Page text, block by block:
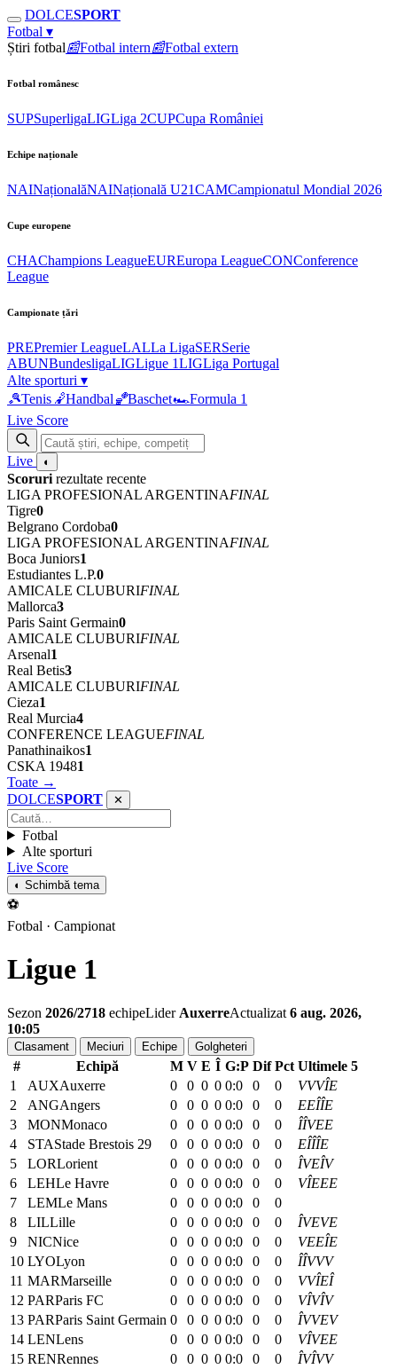
DOLCESPORT
Fotbal ▾
Știri fotbal📰Fotbal intern📰Fotbal extern
Fotbal românesc
SUPSuperligaLIGLiga 2CUPCupa României
Echipe naționale
NAINaționalăNAINațională U21CAMCampionatul Mondial 2026
Cupe europene
CHAChampions LeagueEUREuropa LeagueCONConference
League
Campionate țări
PREPremier LeagueLALLa LigaSERSerie
ABUNBundesligaLIGLigue 1LIGLiga Portugal
Alte sporturi ▾
🎾Tenis 🤾Handbal🏀Baschet🏎Formula 1
Live Score
Live ◐
Scoruri rezultate recente
LIGA PROFESIONAL ARGENTINAFINAL
Tigre0
Belgrano Cordoba0
LIGA PROFESIONAL ARGENTINAFINAL
Boca Juniors1
Estudiantes L.P.0
AMICALE CLUBURIFINAL
Mallorca3
Paris Saint Germain0
AMICALE CLUBURIFINAL
Arsenal1
Real Betis3
AMICALE CLUBURIFINAL
Cieza1
Real Murcia4
CONFERENCE LEAGUEFINAL
Panathinaikos1
CSKA 19481
Toate →
DOLCESPORT ✕
Fotbal
Alte sporturi
Live Score
◐ Schimbă tema
⚽
Fotbal · Campionat
Ligue 1
Sezon 2026/2718 echipeLider AuxerreActualizat 6 aug. 2026,
10:05
Clasament Meciuri Echipe Golgheteri
# Echipă M V E Î G:P Dif Pct Ultimele 5
1
AUXAuxerre 0 0 0 0 0:0 0 0 VVVÎE
2
ANGAngers 0 0 0 0 0:0 0 0 EEÎÎE
3
MONMonaco 0 0 0 0 0:0 0 0 ÎÎVEE
4
STAStade Brestois 29 0 0 0 0 0:0 0 0 EÎÎÎE
5
LORLorient 0 0 0 0 0:0 0 0 ÎVEÎV
6
LEHLe Havre 0 0 0 0 0:0 0 0 VÎEEE
7
LEMLe Mans 0 0 0 0 0:0 0
0
8
LILLille 0 0 0 0 0:0 0 0 ÎVEVE
9
NICNice 0 0 0 0 0:0 0 0 VEEÎE
10 LYOLyon 0 0 0 0 0:0 0 0 ÎÎVVV
11 MARMarseille 0 0 0 0 0:0 0 0 VVÎEÎ
12 PARParis FC 0 0 0 0 0:0 0 0 VÎVÎV
13 PARParis Saint Germain 0 0 0 0 0:0 0 0 ÎVVEV
14 LENLens 0 0 0 0 0:0 0 0 VÎVEE
15 RENRennes 0 0 0 0 0:0 0 0 ÎVÎVV